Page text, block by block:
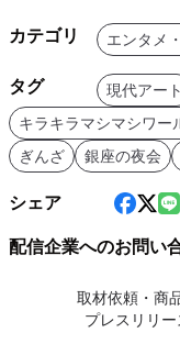
カテゴリ エンタメ
タグ 現代アート
キラキラマシマシワー
ぎんざ
銀座の夜会
シェア
配信企業へのお問い
取材依頼・商
プレスリリー